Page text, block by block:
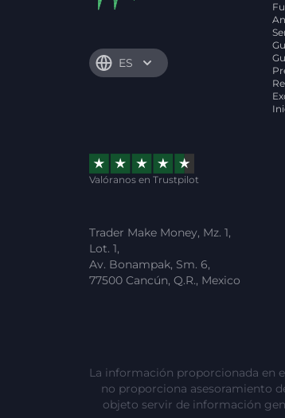
ES
Valóranos en Trustpilot
Trader Make Money, Mz. 1,
Lot. 1,
Av. Bonampak, Sm. 6,
77500 Cancún, Q.R., Mexico
La información proporcionada en
no proporciona asesoramiento
objeto servir de información